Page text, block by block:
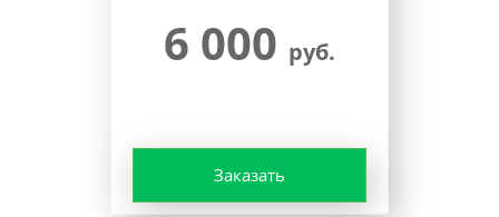
6 000 руб.
Заказать